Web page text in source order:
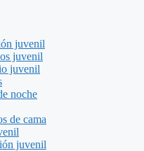
juvenil
juvenil
juvenil
noche
de cama
juvenil